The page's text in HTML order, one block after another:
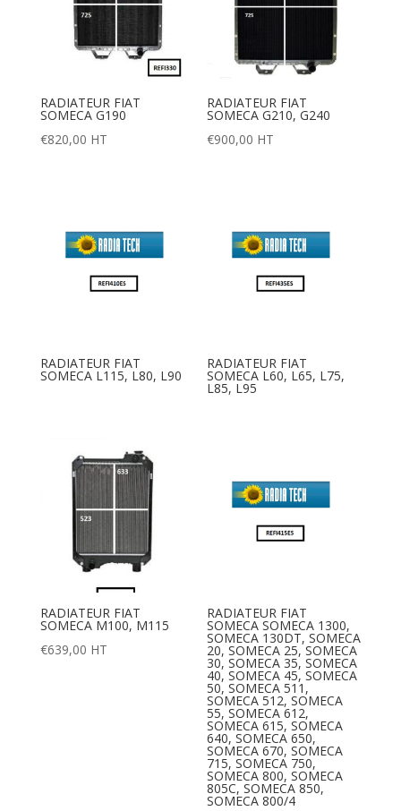
RADIATEUR FIAT
SOMECA G190
€820,00 HT
RADIATEUR FIAT
SOMECA G210, G240
€900,00 HT
RADIATEUR FIAT
SOMECA L115, L80, L90
RADIATEUR FIAT
SOMECA L60, L65, L75,
L85, L95
RADIATEUR FIAT
SOMECA M100, M115
€639,00 HT
RADIATEUR FIAT
SOMECA SOMECA 1300,
SOMECA 130DT, SOMECA
20, SOMECA 25, SOMECA
30, SOMECA 35, SOMECA
40, SOMECA 45, SOMECA
50, SOMECA 511,
SOMECA 512, SOMECA
55, SOMECA 612,
SOMECA 615, SOMECA
640, SOMECA 650,
SOMECA 670, SOMECA
715, SOMECA 750,
SOMECA 800, SOMECA
805C, SOMECA 850,
SOMECA 800/4